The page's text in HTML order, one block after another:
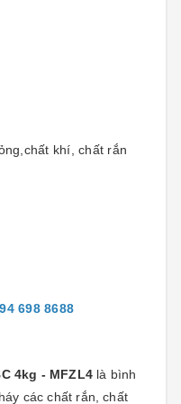
khí, chất rắn
698 8688
4kg - MFZL4 là bình
các chất rắn, chất